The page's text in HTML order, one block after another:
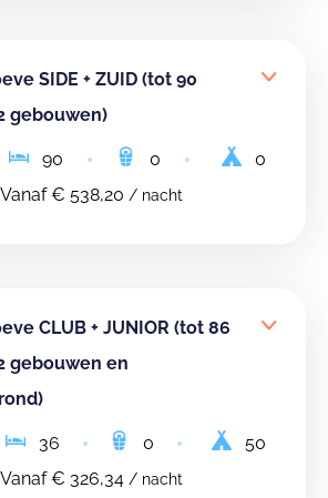
SIDE + ZUID (tot 90
gebouwen)
90 0
0
€ 538,20 / nacht
CLUB + JUNIOR (tot 86
gebouwen en
36 0
50
€ 326,34 / nacht